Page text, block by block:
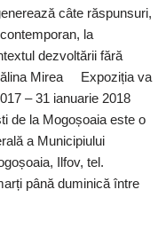
câte răspunsuri,
la
dezvoltării fără
Mirea Expoziția va
– 31 ianuarie 2018
de la Mogoșoaia este o
a Municipiului
Ilfov, tel.
până duminică între